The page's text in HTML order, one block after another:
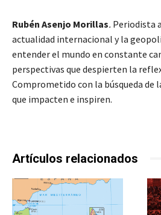
Rubén Asenjo Morillas. Periodista
actualidad internacional y la
entender el mundo en constante
perspectivas que despierten la
Comprometido con la búsqueda de
que impacten e inspiren.
Artículos relacionados